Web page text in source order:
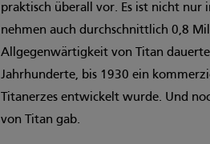
praktisch überall vor. Es ist nicht nur
nehmen auch durchschnittlich 0,8
Allgegenwärtigkeit von Titan
Jahrhunderte, bis 1930 ein
Titanerzes entwickelt wurde. Und
von Titan gab.